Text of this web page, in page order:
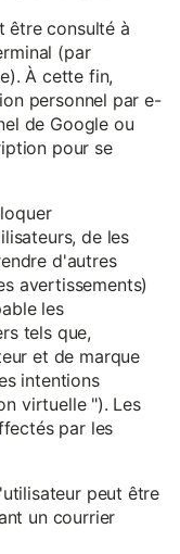
être consulté à
(par
À cette fin,
personnel par e-
de Google ou
pour se
de les
d'autres
avertissements)
les
tels que,
et de marque
intentions
virtuelle "). Les
par les
peut être
un courrier